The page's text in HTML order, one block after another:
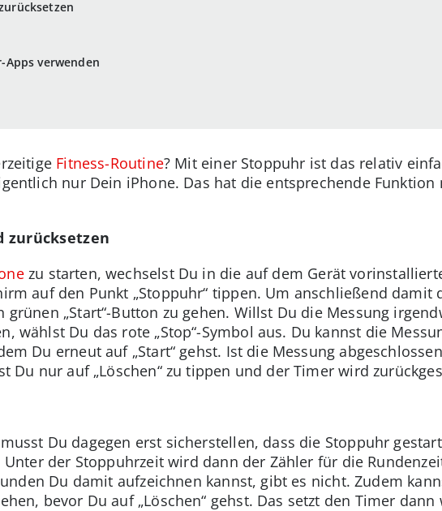
verwenden
Fitness-Routine? Mit einer Stoppuhr ist das relativ
nur Dein iPhone. Das hat die entsprechende Funktion
zurücksetzen
zu starten, wechselst Du in die auf dem Gerät
auf den Punkt „Stoppuhr“ tippen. Um anschließend damit
„Start“-Button zu gehen. Willst Du die Messung
wählst Du das rote „Stop“-Symbol aus. Du kannst die
Du erneut auf „Start“ gehst. Ist die Messung
Du nur auf „Löschen“ zu tippen und der Timer wird
Du dagegen erst sicherstellen, dass die Stoppuhr
Unter der Stoppuhrzeit wird dann der Zähler für die
Du damit aufzeichnen kannst, gibt es nicht. Zudem
bevor Du auf „Löschen“ gehst. Das setzt den Timer